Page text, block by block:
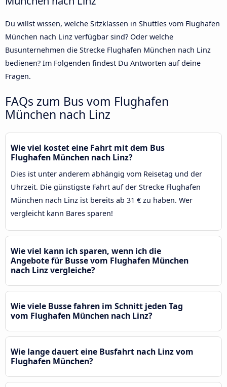
Du willst wissen, welche Sitzklassen in Shuttles vom Flughafen
München nach Linz verfügbar sind? Oder welche
Busunternehmen die Strecke Flughafen München nach Linz
bedienen? Im Folgenden findest Du Antworten auf deine
Fragen.
FAQs zum Bus vom Flughafen
München nach Linz
Wie viel kostet eine Fahrt mit dem Bus
Flughafen München nach Linz?
Dies ist unter anderem abhängig vom Reisetag und der
Uhrzeit. Die günstigste Fahrt auf der Strecke Flughafen
München nach Linz ist bereits ab 31 € zu haben. Wer
vergleicht kann Bares sparen!
Wie viel kann ich sparen, wenn ich die
Angebote für Busse vom Flughafen München
nach Linz vergleiche?
Wie viele Busse fahren im Schnitt jeden Tag
vom Flughafen München nach Linz?
Wie lange dauert eine Busfahrt nach Linz vom
Flughafen München?